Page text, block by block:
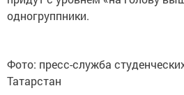
одногруппники.
Фото: пресс-служба
Татарстан